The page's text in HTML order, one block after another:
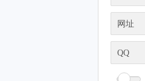
网址
QQ